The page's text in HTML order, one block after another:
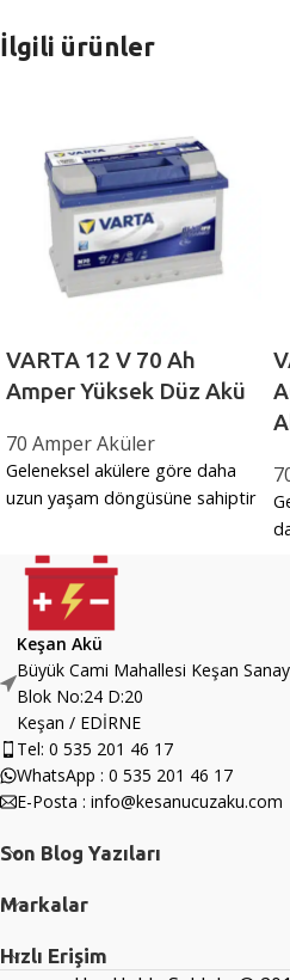
İlgili ürünler
VARTA 12 V 70 Ah
Amper Yüksek Düz Akü
70 Amper Aküler
Geleneksel akülere göre daha
uzun yaşam döngüsüne sahiptir
Keşan Akü
Büyük Cami Mahallesi Keşan
Blok No:24 D:20
Keşan / EDİRNE
Tel: 0 535 201 46 17
WhatsApp : 0 535 201 46 17
E-Posta : info@kesanucuzaku.com
Son Blog Yazıları
Markalar
Hızlı Erişim